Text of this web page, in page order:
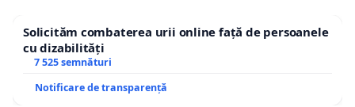
Solicităm combaterea urii online față de persoanele
cu dizabilități
7 525 semnături
Notificare de transparență